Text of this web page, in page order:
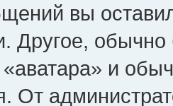
вы
Другое,
«аватара» и
От